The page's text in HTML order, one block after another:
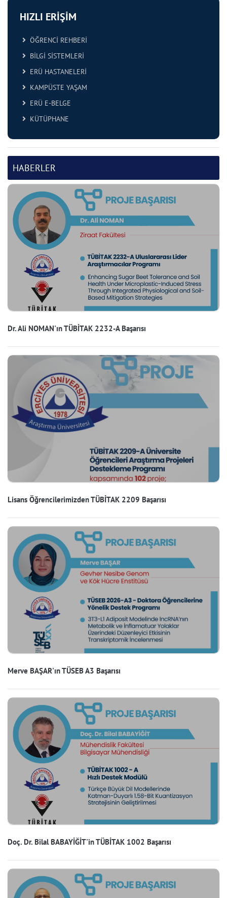
HIZLI ERİŞİM
ÖĞRENCİ REHBERİ
BİLGİ SİSTEMLERİ
ERÜ HASTANELERİ
KAMPÜSTE YAŞAM
ERÜ E-BELGE
KÜTÜPHANE
HABERLER
Dr. Ali NOMAN'ın TÜBİTAK 2232-A Başarısı
Lisans Öğrencilerimizden TÜBİTAK 2209 Başarısı
Merve BAŞAR'ın TÜSEB A3 Başarısı
Doç. Dr. Bilal BABAYİĞİT'in TÜBİTAK 1002 Başarısı